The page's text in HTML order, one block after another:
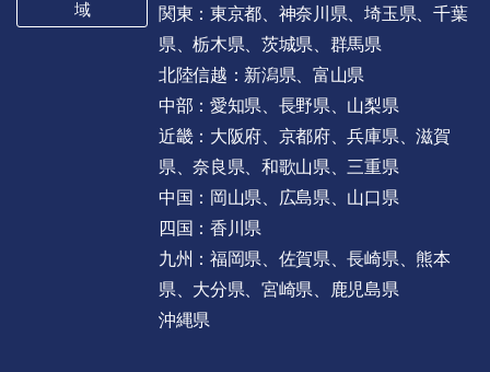
域
関東：東京都、神奈川県、埼玉県、千葉
県、栃木県、茨城県、群馬県
北陸信越：新潟県、富山県
中部：愛知県、長野県、山梨県
近畿：大阪府、京都府、兵庫県、滋賀
県、奈良県、和歌山県、三重県
中国：岡山県、広島県、山口県
四国：香川県
九州：福岡県、佐賀県、長崎県、熊本
県、大分県、宮崎県、鹿児島県
沖縄県